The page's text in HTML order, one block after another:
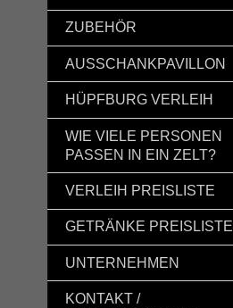
ZUBEHÖR
AUSSCHANKPAVILLON
HÜPFBURG VERLEIH
WIE VIELE PERSONEN
PASSEN IN EIN ZELT?
VERLEIH PREISLISTE
GETRÄNKE PREISLISTE
UNTERNEHMEN
KONTAKT /